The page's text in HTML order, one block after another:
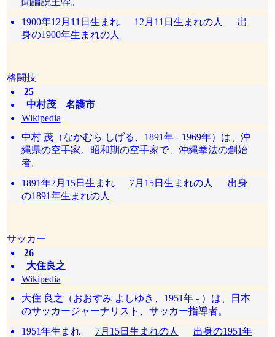
1900年12月11日生まれ 12月11日生まれの人
出
身の1900年生まれの人
格闘技
25
中村茂 名護市
Wikipedia
中村 茂（なかむら しげる、1891年 - 1969年）は、沖
縄県の空手家。昭和期の空手家で、沖縄拳法の創始
者。
1891年7月15日生まれ 7月15日生まれの人
出身
の1891年生まれの人
サッカー
26
大住良之
Wikipedia
大住 良之（おおすみ よしゆき、1951年 - ）は、日本
のサッカージャーナリスト、サッカー指導者。
1951年生まれ 7月15日生まれの人
出身の1951年